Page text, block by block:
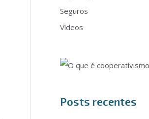
Seguros
Vídeos
Posts recentes